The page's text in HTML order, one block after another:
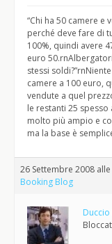
“Chi ha 50 camere e
perché deve fare di
100%, quindi avere
euro
stessi
camere a 100 euro,
vendute a quel
le restanti 25
molto più ampio e
ma la base è
26 Settembre 2008 alle
Booking Blog